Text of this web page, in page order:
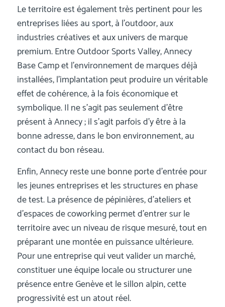
Le territoire est également très pertinent pour les
entreprises liées au sport, à l’outdoor, aux
industries créatives et aux univers de marque
premium. Entre Outdoor Sports Valley, Annecy
Base Camp et l’environnement de marques déjà
installées, l’implantation peut produire un véritable
effet de cohérence, à la fois économique et
symbolique. Il ne s’agit pas seulement d’être
présent à Annecy ; il s’agit parfois d’y être à la
bonne adresse, dans le bon environnement, au
contact du bon réseau.
Enfin, Annecy reste une bonne porte d’entrée pour
les jeunes entreprises et les structures en phase
de test. La présence de pépinières, d’ateliers et
d’espaces de coworking permet d’entrer sur le
territoire avec un niveau de risque mesuré, tout en
préparant une montée en puissance ultérieure.
Pour une entreprise qui veut valider un marché,
constituer une équipe locale ou structurer une
présence entre Genève et le sillon alpin, cette
progressivité est un atout réel.